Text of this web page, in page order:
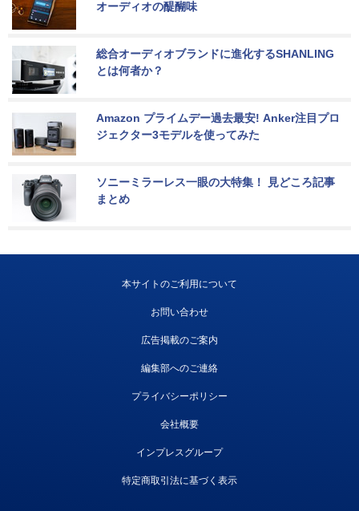
オーディオの醍醐味
総合オーディオブランドに進化するSHANLING
とは何者か？
Amazon プライムデー過去最安! Anker注目プロ
ジェクター3モデルを使ってみた
ソニーミラーレス一眼の大特集！ 見どころ記事
まとめ
本サイトのご利用について
お問い合わせ
広告掲載のご案内
編集部へのご連絡
プライバシーポリシー
会社概要
インプレスグループ
特定商取引法に基づく表示